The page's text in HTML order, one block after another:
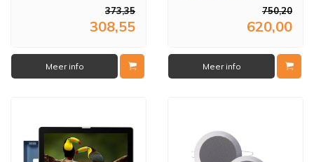
373,35
308,55
Meer info
750,20
620,00
Meer info